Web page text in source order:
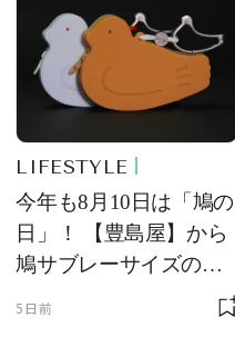
LIFESTYLE
今年も8月10日は「鳩の
日」！ 【豊島屋】から
鳩サブレーサイズのポ
ーチ「はとっこ」を限
5日前